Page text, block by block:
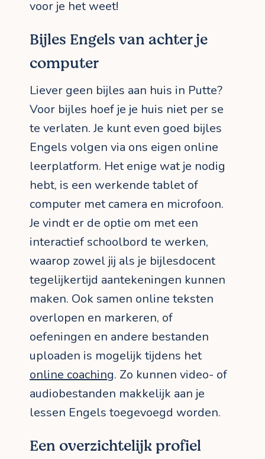
voor je het weet!
Bijles Engels van achter je
computer
Liever geen bijles aan huis in Putte?
Voor bijles hoef je je huis niet per se
te verlaten. Je kunt even goed bijles
Engels volgen via ons eigen online
leerplatform. Het enige wat je nodig
hebt, is een werkende tablet of
computer met camera en microfoon.
Je vindt er de optie om met een
interactief schoolbord te werken,
waarop zowel jij als je bijlesdocent
tegelijkertijd aantekeningen kunnen
maken. Ook samen online teksten
overlopen en markeren, of
oefeningen en andere bestanden
uploaden is mogelijk tijdens het
online coaching. Zo kunnen video- of
audiobestanden makkelijk aan je
lessen Engels toegevoegd worden.
Een overzichtelijk profiel